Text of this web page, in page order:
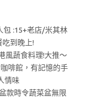
包 :15+老店/米其林
到晚上!
風蔬食料理!大推～
啡館，有記憶的手
情味
款時令蔬菜盆無限